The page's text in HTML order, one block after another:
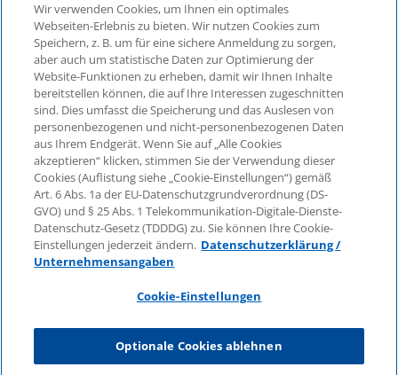
©2026 KPMG Law Rechtsanwaltsgesellschaft mbH,
assoziiert mit der KPMG AG
Wirtschaftsprüfungsgesellschaft, einer
Aktiengesellschaft nach deutschem Recht und ein
Mitglied der globalen KPMG-Organisation
unabhängiger Mitgliedsfirmen, die KPMG International
Limited, einer Private English Company Limited by
Guarantee, angeschlossen sind. Alle Rechte
vorbehalten. Für weitere Einzelheiten über die Struktur
der globalen Organisation von KPMG besuchen Sie
bittehttps://home.kpmg/governance.
KPMG International erbringt keine Dienstleistungen für
Kunden. Keine Mitgliedsfirma ist befugt, KPMG
International oder eine andere Mitgliedsfirma
binden, ebenso wie KPMG International nicht
autorisiert ist, andere Mitgliedsfirmen zu verpflichten
Wir verwenden Cookies, um Ihnen ein optimales
Webseiten-Erlebnis zu bieten. Wir nutzen Cookies zum
Speichern, z. B. um für eine sichere Anmeldung zu sorgen,
aber auch um statistische Daten zur Optimierung der
Website-Funktionen zu erheben, damit wir Ihnen Inhalte
bereitstellen können, die auf Ihre Interessen zugeschnitten
sind. Dies umfasst die Speicherung und das Auslesen von
personenbezogenen und nicht-personenbezogenen Daten
aus Ihrem Endgerät. Wenn Sie auf „Alle Cookies
akzeptieren“ klicken, stimmen Sie der Verwendung dieser
Cookies (Auflistung siehe „Cookie-Einstellungen“) gemäß
Art. 6 Abs. 1a der EU-Datenschutzgrundverordnung (DS-
GVO) und § 25 Abs. 1 Telekommunikation-Digitale-Dienste-
Datenschutz-Gesetz (TDDDG) zu. Sie können Ihre Cookie-
Einstellungen jederzeit ändern. Datenschutzerklärung /
Unternehmensangaben
Cookie-Einstellungen
Optionale Cookies ablehnen